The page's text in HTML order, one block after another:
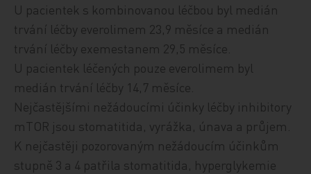
U pacientek s kombinovanou léčbou byl medián
trvání léčby everolimem 23,9 měsíce a medián
trvání léčby exemestanem 29,5 měsíce.
U pacientek léčených pouze everolimem byl
medián trvání léčby 14,7 měsíce.
Nejčastějšími nežádoucími účinky léčby inhibitory
mTOR jsou stomatitida, vyrážka, únava a průjem.
K nejčastěji pozorovaným nežádoucím účinkům
stupně 3 a 4 patřila stomatitida, hyperglykemie